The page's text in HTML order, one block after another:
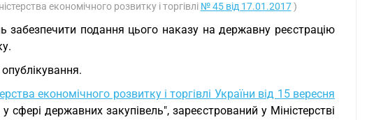
економічного розвитку і торгівлі № 45 від 17.01.2017)
забезпечити подання цього наказу на державну реєстрацію
економічного розвитку і торгівлі України від 15 вересня
державних закупівель", зареєстрований у Міністерстві